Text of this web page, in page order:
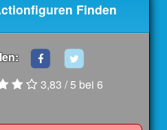
Finden
3,83 / 5 bei6